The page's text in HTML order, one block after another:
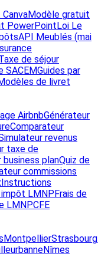
Modèle gratuit
PowerPointLoi Le
API Meublés (mai
de séjour
SACEMGuides par
de livret
AirbnbGénérateur
Comparateur
revenus
taxe de
business planQuiz de
commissions
Instructions
LMNPFrais de
LMNPCFE
MontpellierStrasbourg
Nîmes